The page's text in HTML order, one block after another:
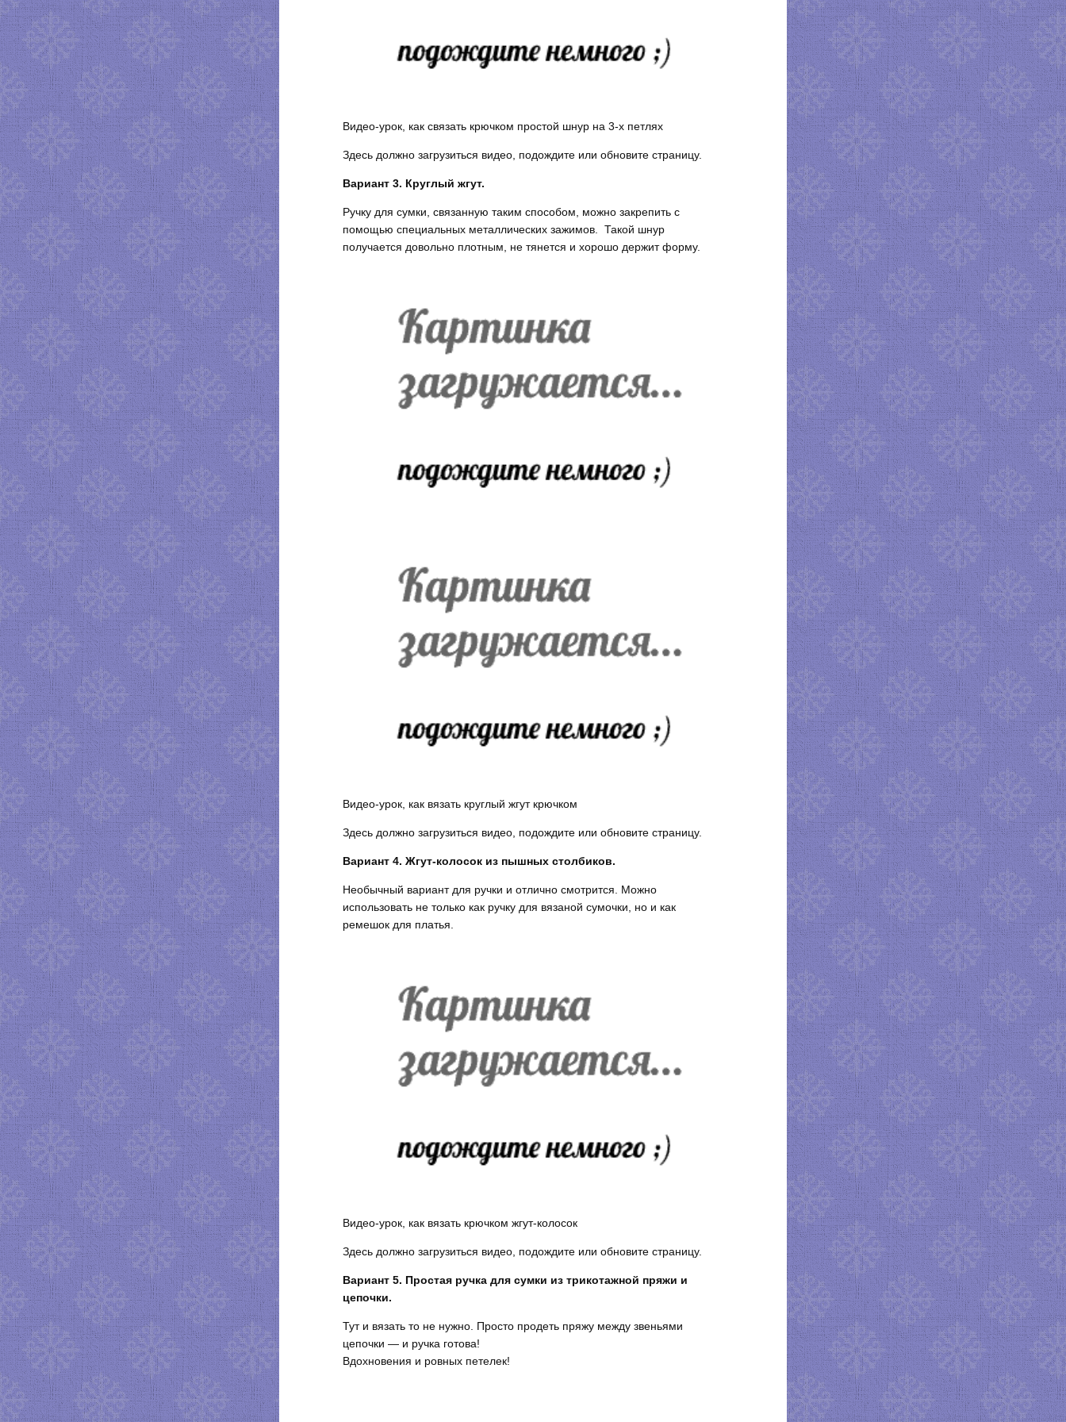
Видео-урок, как связать крючком простой шнур на 3-х петлях
Здесь должно загрузиться видео, подождите или обновите страницу.
Вариант 3. Круглый жгут.
Ручку для сумки, связанную таким способом, можно закрепить с
помощью специальных металлических зажимов. Такой шнур
получается довольно плотным, не тянется и хорошо держит форму.
Видео-урок, как вязать круглый жгут крючком
Здесь должно загрузиться видео, подождите или обновите страницу.
Вариант 4. Жгут-колосок из пышных столбиков.
Необычный вариант для ручки и отлично смотрится. Можно
использовать не только как ручку для вязаной сумочки, но и как
ремешок для платья.
Видео-урок, как вязать крючком жгут-колосок
Здесь должно загрузиться видео, подождите или обновите страницу.
Вариант 5. Простая ручка для сумки из трикотажной пряжи и
цепочки.
Тут и вязать то не нужно. Просто продеть пряжу между звеньями
цепочки — и ручка готова!
Вдохновения и ровных петелек!